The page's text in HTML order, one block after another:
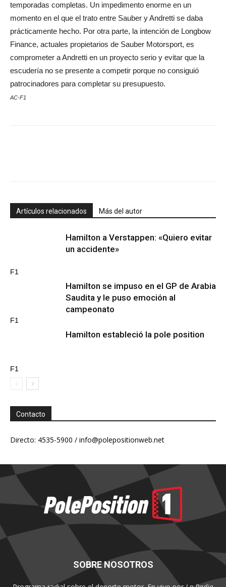
temporadas completas. Un impedimento enorme en un
momento en el que el trato entre Sauber y Andretti se daba
prácticamente hecho. Por otra parte, la intención de Longbow
Finance, actuales propietarios de Sauber Motorsport, es
comprometer a Andretti en un proyecto serio y evitar que la
escudería no se presente a competir porque no consiguió
patrocinadores para completar su presupuesto.
AC-F1
Artículos relacionados Más del autor
F1
Hamilton a Verstappen: «Quiero evitar
un accidente»
F1
Hamilton se impuso en el GP de Arabia
Saudita y le puso emoción al
campeonato
F1
Hamilton estableció la pole position
Contacto
Directo: 4535-5900 / info@polepositionweb.net
SOBRE NOSOTROS